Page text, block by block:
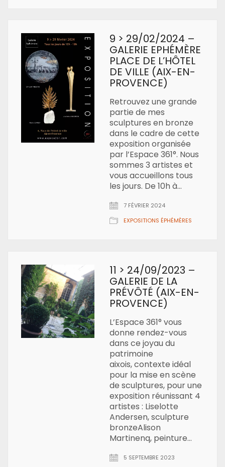
9 > 29/02/2024 –
GALERIE EPHÉMÈRE
PLACE DE L’HÔTEL
DE VILLE (AIX-EN-
PROVENCE)
Retrouvez une grande
partie de mes
sculptures en bronze
dans le cadre de cette
exposition organisée
par l’Espace 361°. Nous
sommes 3 artistes et
vous accueillons tous
les jours. De 10h à…
7 FÉVRIER 2024
EXPOSITIONS ÉPHÉMÈRES
11 > 24/09/2023 –
GALERIE DE LA
PRÉVÔTÉ (AIX-EN-
PROVENCE)
L’Espace 361° vous
donne rendez-vous
dans ce joyau du
patrimoine
aixois, contexte idéal
pour la mise en scène
de sculptures, pour une
exposition réunissant 4
artistes : Liselotte
Andersen, sculpture
bronzeAlison
Martinenq, peinture…
5 SEPTEMBRE 2023